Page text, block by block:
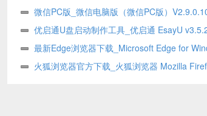
微信PC版_微信电脑版（微信PC版）
优启通U盘启动制作工具_优启通 EsayU
版 最新Edge浏览器下载_Microsoft Edge for
火狐浏览器官方下载_火狐浏览器 Mozilla